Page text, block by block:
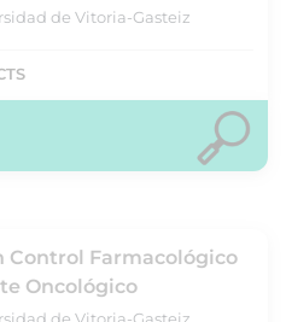
de Vitoria-Gasteiz
Control Farmacológico
Oncológico
de Vitoria-Gasteiz